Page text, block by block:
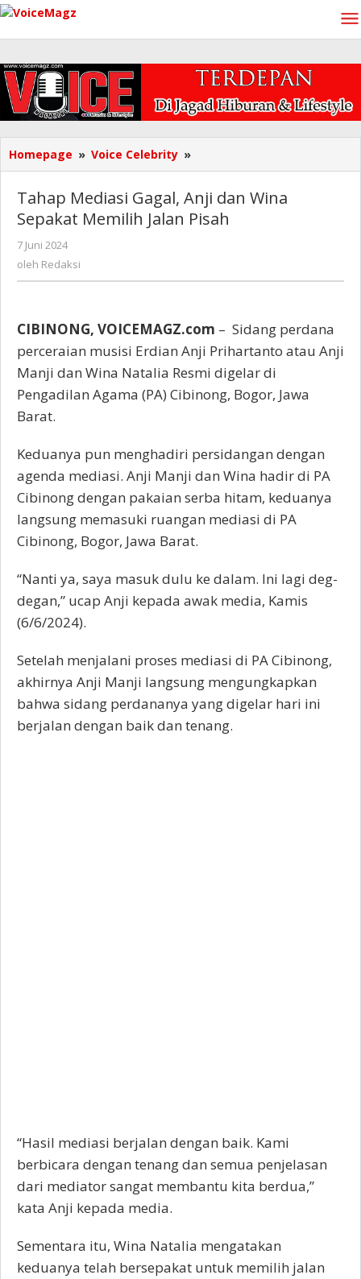
Lewati
konten
Homepage » Voice Celebrity »
Mediasi
Anji
dan
Tahap Mediasi Gagal, Anji dan Wina
Sepakat Memilih Jalan Pisah
7 Juni 2024
Redaksi
oleh Redaksi
CIBINONG, VOICEMAGZ.com – Sidang perdana
perceraian musisi Erdian Anji Prihartanto atau Anji
Manji dan Wina Natalia Resmi digelar di
Pengadilan Agama (PA) Cibinong, Bogor, Jawa
Barat.
Keduanya pun menghadiri persidangan dengan
agenda mediasi. Anji Manji dan Wina hadir di PA
Cibinong dengan pakaian serba hitam, keduanya
langsung memasuki ruangan mediasi di PA
Cibinong, Bogor, Jawa Barat.
“Nanti ya, saya masuk dulu ke dalam. Ini lagi deg-
degan,” ucap Anji kepada awak media, Kamis
(6/6/2024).
Setelah menjalani proses mediasi di PA Cibinong,
akhirnya Anji Manji langsung mengungkapkan
bahwa sidang perdananya yang digelar hari ini
berjalan dengan baik dan tenang.
“Hasil mediasi berjalan dengan baik. Kami
berbicara dengan tenang dan semua penjelasan
dari mediator sangat membantu kita berdua,”
kata Anji kepada media.
Sementara itu, Wina Natalia mengatakan
keduanya telah bersepakat untuk memilih jalan